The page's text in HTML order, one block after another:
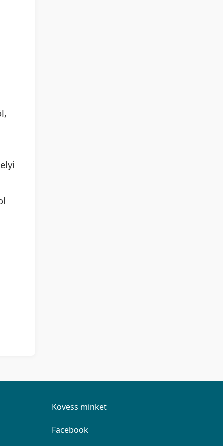
Kövess minket
Facebook